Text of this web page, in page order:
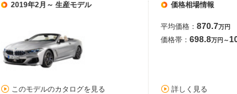
2019年2月～ 生産モデル
このモデルのカタログを見る
価格相場情報
平均価格： 870.7万円
価格帯： 698.8万円～
詳しく見る